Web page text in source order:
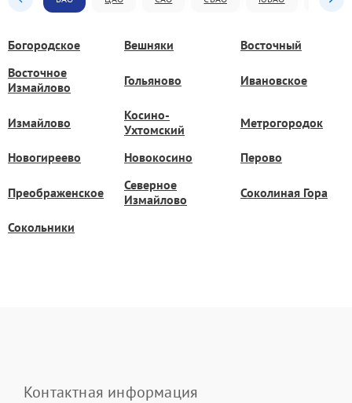
Богородское Вешняки
Восточный
Восточное
Измайлово
Гольяново Ивановское
Измайлово
Косино-
Ухтомский
Метрогородок
Новогиреево Новокосино Перово
Преображенское
Северное
Измайлово
Соколиная Гора
Сокольники
Контактная информация